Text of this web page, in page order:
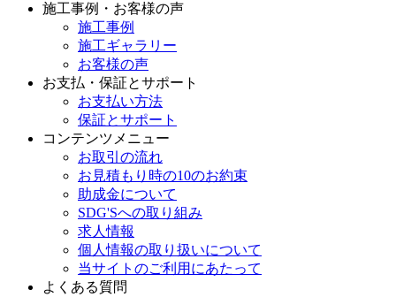
施工事例・お客様の声
施工事例
施工ギャラリー
お客様の声
お支払・保証とサポート
お支払い方法
保証とサポート
コンテンツメニュー
お取引の流れ
お見積もり時の10のお約束
助成金について
SDG'Sへの取り組み
求人情報
個人情報の取り扱いについて
当サイトのご利用にあたって
よくある質問